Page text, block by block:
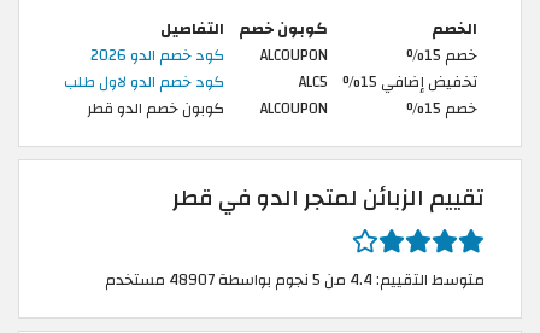
الخصم كوبون خصم التفاصيل
خصم 15%
ALCOUPON
كود خصم الدو 2026
تخفيض إضافي 15%
ALC5
كود خصم الدو لاول طلب
خصم 15%
ALCOUPON كوبون خصم الدو قطر
تقييم الزبائن لمتجر الدو في قطر
متوسط التقييم: 4.4 من 5 نجوم بواسطة 48907 مستخدم